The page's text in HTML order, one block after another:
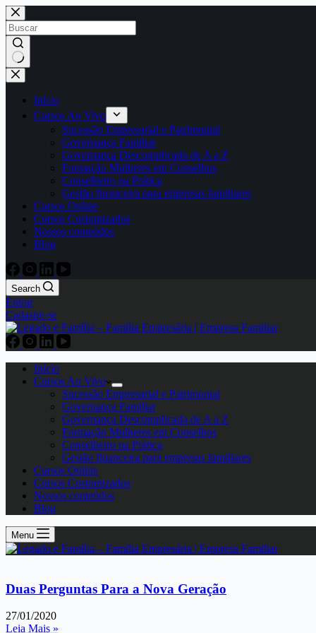
Início
Cursos Ao Vivo
Sucessão Empresarial e Patrimonial
Governança Familiar
Governança Descomplicada de A a Z
Formação Mulheres em Conselhos
Conselheiro na Prática
Gestão financeira para empresas familiares
Cursos Online
Cursos Customizados
Nossos conteúdos
Blog
Search
Entrar
Cadastre-se
Início
Cursos Ao Vivo
Sucessão Empresarial e Patrimonial
Governança Familiar
Governança Descomplicada de A a Z
Formação Mulheres em Conselhos
Conselheiro na Prática
Gestão financeira para empresas familiares
Cursos Online
Cursos Customizados
Nossos conteúdos
Blog
Menu
Duas Perguntas Para a Nova Geração
27/01/2020
Leia Mais »